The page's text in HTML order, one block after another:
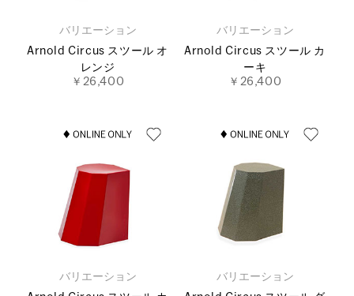
バリエーション
Arnold Circus スツール オ
レンジ
￥26,400
バリエーション
Arnold Circus スツール カ
ーキ
￥26,400
バリエーション
バリエーション